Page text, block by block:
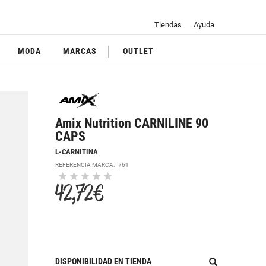
Tiendas Ayuda
MODA MARCAS OUTLET
Amix Nutrition CARNILINE 90
CAPS
L-CARNITINA
REFERENCIA MARCA:761
42,72 €
DISPONIBILIDAD EN TIENDA